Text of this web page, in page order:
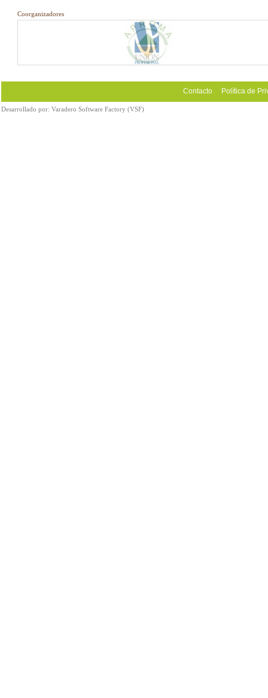
Coorganizadores
Contacto Política de
Desarrollado por: Varadero Software Factory (VSF)